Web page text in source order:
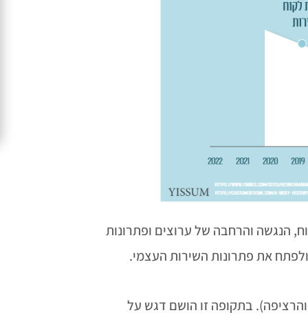
הנגשה והרחבה של ערוצים ופתרונות
בתקופה זו הושם דגש על